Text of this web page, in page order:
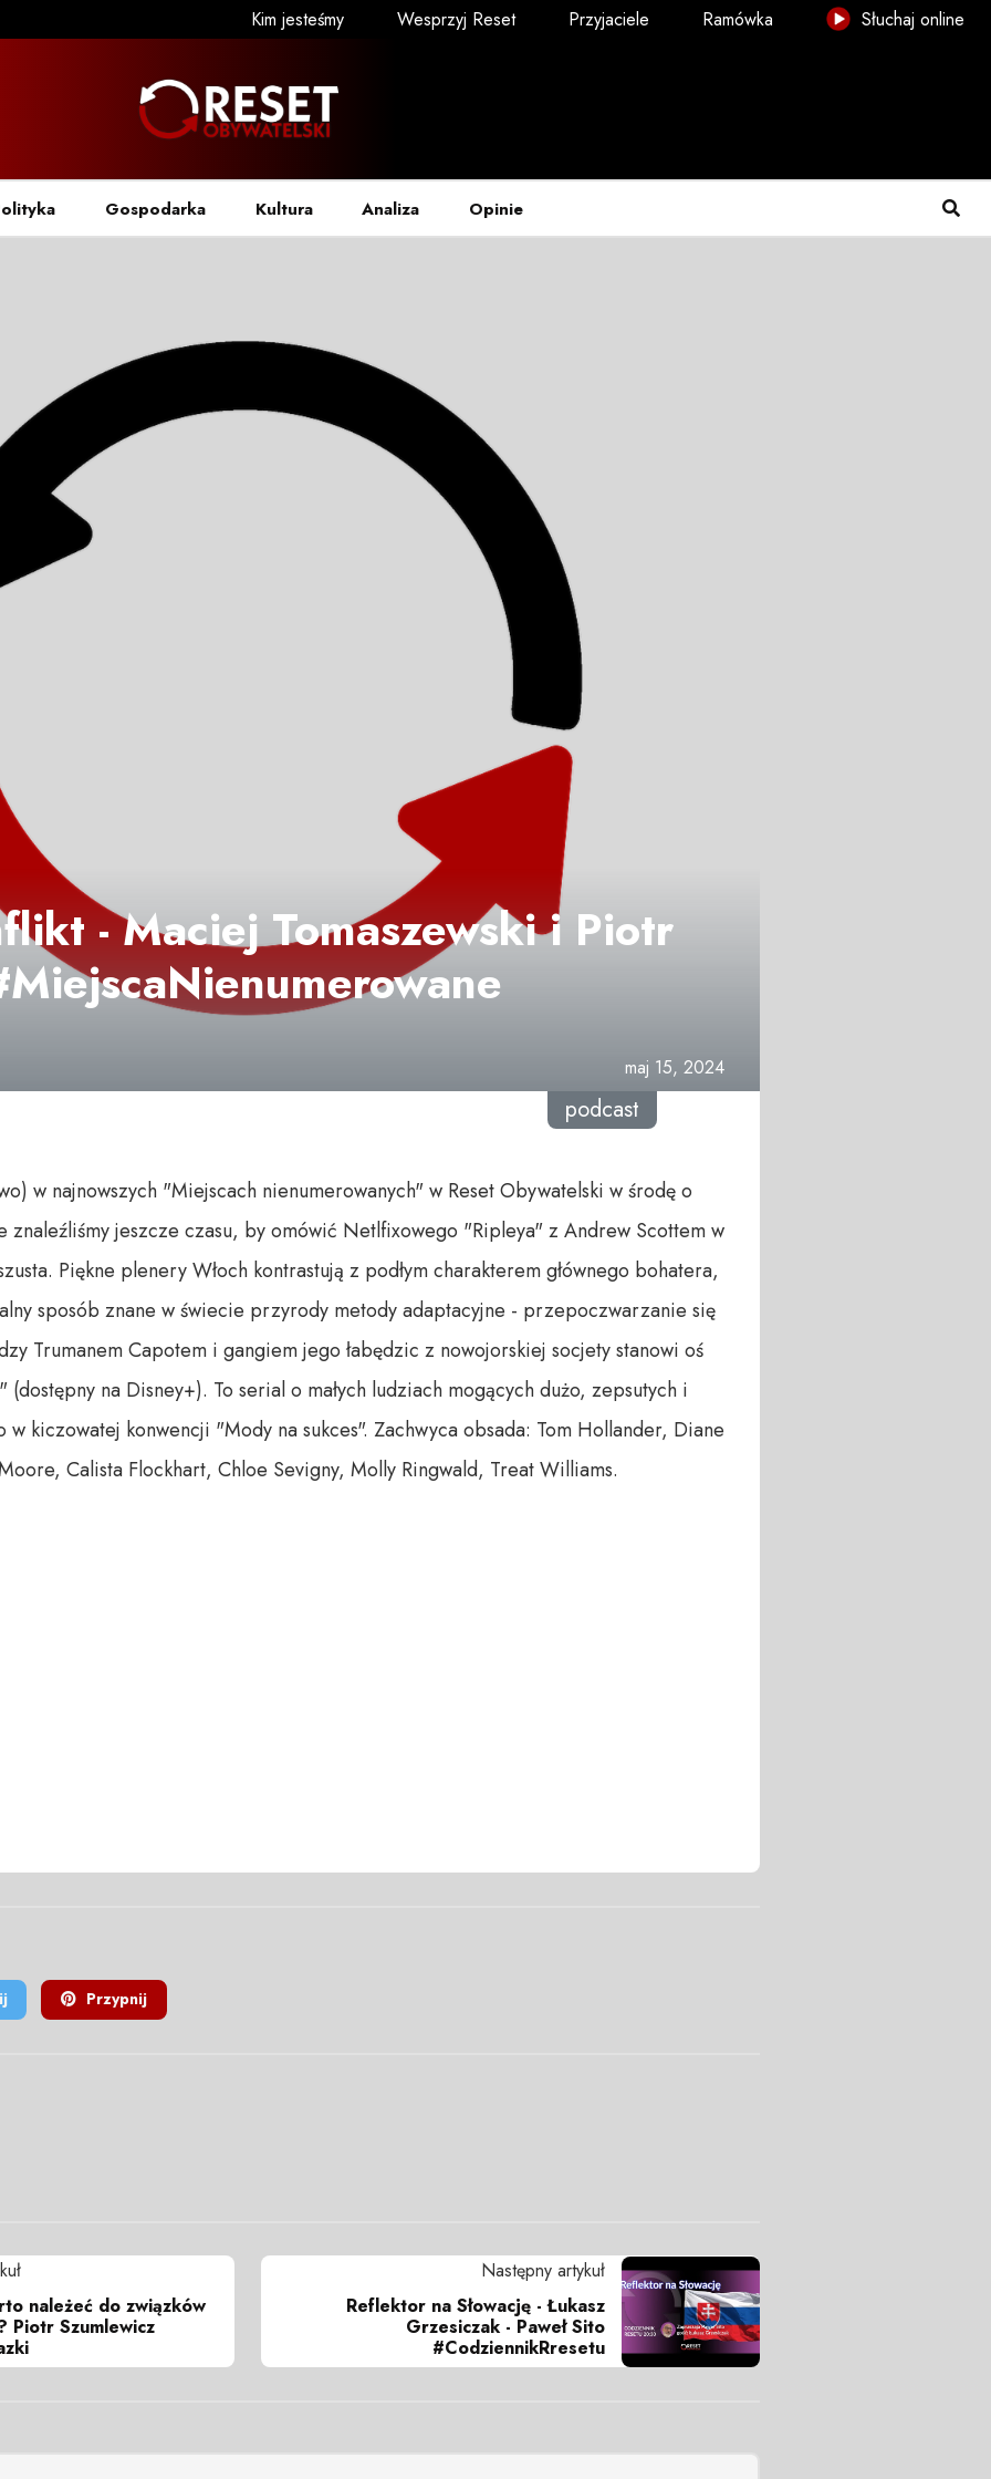
Kim jesteśmy Wesprzyj Reset Przyjaciele Ramówka Słuchaj online
Gospodarka Kultura Analiza Opinie
- Maciej Tomaszewski i Piotr
maj 15, 2024
podcast
w najnowszych "Miejscach nienumerowanych" w Reset Obywatelski w środę o
jeszcze czasu, by omówić Netlfixowego "Ripleya" z Andrew Scottem w
Piękne plenery Włoch kontrastują z podłym charakterem głównego bohatera,
sposób znane w świecie przyrody metody adaptacyjne - przepoczwarzanie się
Trumanem Capotem i gangiem jego łabędzic z nowojorskiej socjety stanowi oś
na Disney+). To serial o małych ludziach mogących dużo, zepsutych i
w kiczowatej konwencji "Mody na sukces". Zachwyca obsada: Tom Hollander, Diane
Calista Flockhart, Chloe Sevigny, Molly Ringwald, Treat Williams.
Przypnij
należeć do związków
Piotr Szumlewicz
Następny artykuł
Reflektor na Słowację - Łukasz
Grzesiczak - Paweł Sito
#CodziennikRresetu